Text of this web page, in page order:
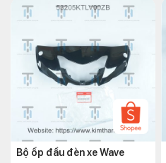
Bộ ốp đầu đèn xe Wave